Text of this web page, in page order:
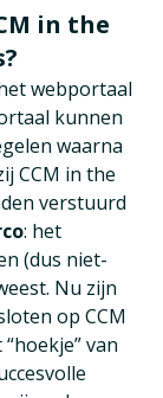
in the
webportaal
kunnen
waarna
CCM in the
verstuurd
: het
(dus niet-
Nu zijn
op CCM
van